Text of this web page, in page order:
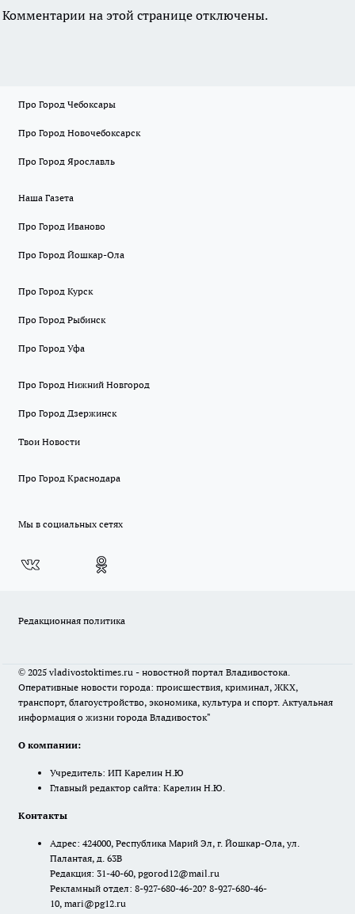
Комментарии на этой странице отключены.
Про Город Чебоксары
Про Город Новочебоксарск
Про Город Ярославль
Наша Газета
Про Город Иваново
Про Город Йошкар-Ола
Про Город Курск
Про Город Рыбинск
Про Город Уфа
Про Город Нижний Новгород
Про Город Дзержинск
Твои Новости
Про Город Краснодара
Мы в социальных сетях
Редакционная политика
© 2025 vladivostoktimes.ru - новостной портал Владивостока.
Оперативные новости города: происшествия, криминал, ЖКХ,
транспорт, благоустройство, экономика, культура и спорт. Актуальная
информация о жизни города Владивосток"
О компании:
Учредитель: ИП Карелин Н.Ю
Главный редактор сайта: Карелин Н.Ю.
Контакты
Адрес: 424000, Республика Марий Эл, г. Йошкар-Ола, ул.
Палантая, д. 63В
Редакция: 31-40-60, pgorod12@mail.ru
Рекламный отдел: 8-927-680-46-20? 8-927-680-46-
10, mari@pg12.ru